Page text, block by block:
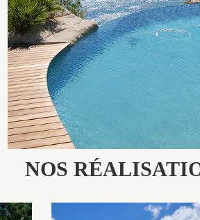
volume et de matière sur-mesure conçu par notre
spécialisé.
NOS